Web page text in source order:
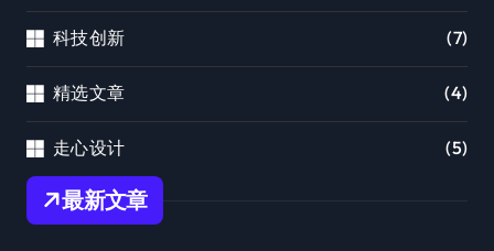
科技创新 (7)
精选文章 (4)
走心设计 (5)
最新文章